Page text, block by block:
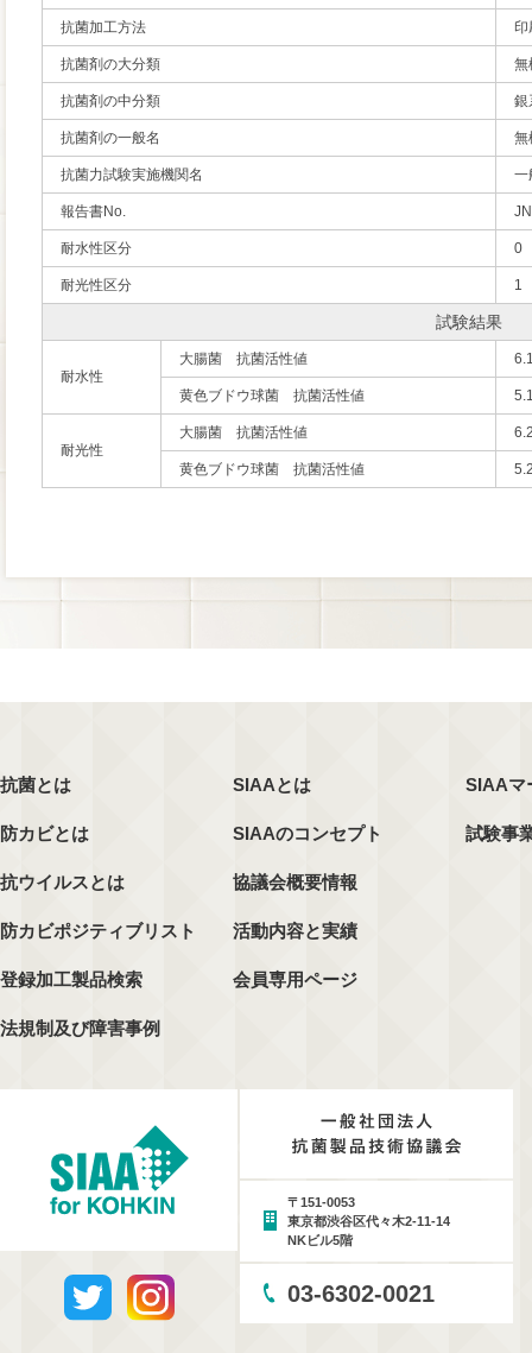
抗菌加工方法 印
抗菌剤の大分類 無
抗菌剤の中分類 銀
抗菌剤の一般名 無
抗菌力試験実施機関名 一
報告書No.
耐水性区分 0
耐光性区分 1
試験結果
耐水性
大腸菌 抗菌活性値
黄色ブドウ球菌 抗菌活性値
耐光性
大腸菌 抗菌活性値
黄色ブドウ球菌 抗菌活性値
抗菌とは
防カビとは
抗ウイルスとは
防カビポジティブリスト
登録加工製品検索
法規制及び障害事例
SIAAとは
SIAAのコンセプト
協議会概要情報
活動内容と実績
会員専用ページ
SIAAマ
試験事
〒151-0053
東京都渋谷区代々木2-11-14
NKビル5階
03-6302-0021